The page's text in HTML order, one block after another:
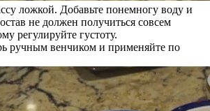
ложкой. Добавьте понемногу воду и
не должен получиться совсем
регулируйте густоту.
ручным венчиком и применяйте по